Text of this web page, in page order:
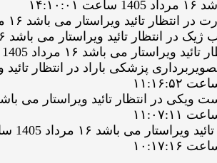
ویراستار می باشد ۱۶ مرداد 1405 ساعت ۱۳:۴۶:۱۴
ویراستار می باشد ۱۶ مرداد 1405 ساعت ۱۳:۰۸:۴۵
۱۶ مرداد 1405 ساعت ۱۳:۰۱:۰۱
در انتظار تائید ویراستار می باشد ۱۶
ویراستار می باشد ۱۶ مرداد 1405 ساعت